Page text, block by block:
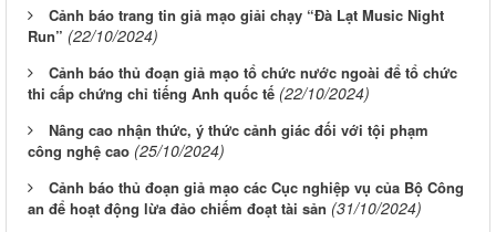
Cảnh báo trang tin giả mạo giải chạy “Đà Lạt Music Night
Run” (22/10/2024)
Cảnh báo thủ đoạn giả mạo tổ chức nước ngoài để tổ chức
thi cấp chứng chỉ tiếng Anh quốc tế (22/10/2024)
Nâng cao nhận thức, ý thức cảnh giác đối với tội phạm
công nghệ cao (25/10/2024)
Cảnh báo thủ đoạn giả mạo các Cục nghiệp vụ của Bộ Công
an để hoạt động lừa đảo chiếm đoạt tài sản (31/10/2024)